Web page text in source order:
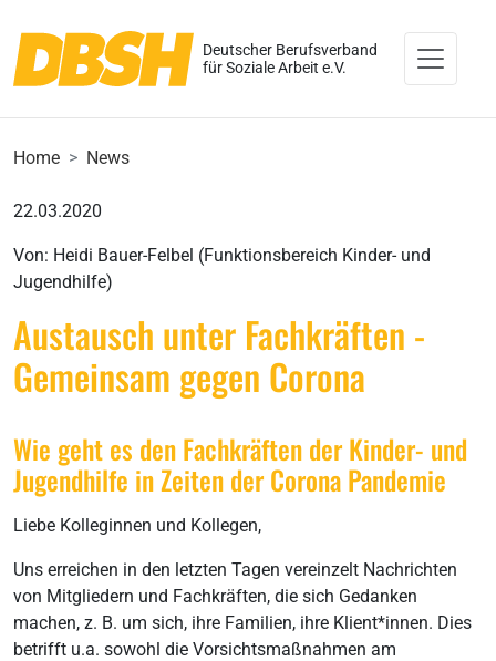
Deutscher Berufsverband
für Soziale Arbeit e.V.
Home News
22.03.2020
Von: Heidi Bauer-Felbel (Funktionsbereich Kinder- und
Jugendhilfe)
Austausch unter Fachkräften -
Gemeinsam gegen Corona
Wie geht es den Fachkräften der Kinder- und
Jugendhilfe in Zeiten der Corona Pandemie
Liebe Kolleginnen und Kollegen,
Uns erreichen in den letzten Tagen vereinzelt Nachrichten
von Mitgliedern und Fachkräften, die sich Gedanken
machen, z. B. um sich, ihre Familien, ihre Klient*innen. Dies
betrifft u.a. sowohl die Vorsichtsmaßnahmen am